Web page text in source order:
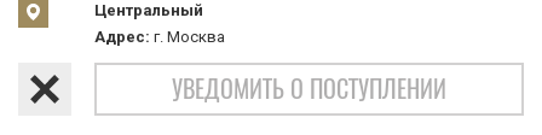
Центральный
Адрес: г. Москва
УВЕДОМИТЬ О ПОСТУПЛЕНИИ